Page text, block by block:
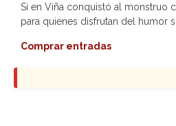
Si en Viña conquistó al monstruo
para quienes disfrutan del humor
Comprar entradas